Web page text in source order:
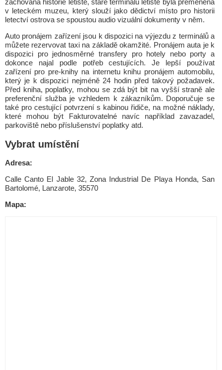
zachována historie letiště, staré terminálu letiště byla přeměněna
v leteckém muzeu, který slouží jako dědictví místo pro historii
letectví ostrova se spoustou audio vizuální dokumenty v něm.
Auto pronájem zařízení jsou k dispozici na výjezdu z terminálů a
můžete rezervovat taxi na základě okamžité. Pronájem auta je k
dispozici pro jednosměrné transfery pro hotely nebo porty a
dokonce najal podle potřeb cestujících. Je lepší používat
zařízení pro pre-knihy na internetu knihu pronájem automobilu,
který je k dispozici nejméně 24 hodin před takový požadavek.
Před kniha, poplatky, mohou se zdá být bit na vyšší straně ale
preferenční služba je vzhledem k zákazníkům. Doporučuje se
také pro cestující potvrzení s kabinou řidiče, na možné náklady,
které mohou být Fakturovatelné navíc například zavazadel,
parkoviště nebo příslušenství poplatky atd.
Vybrat umístění
Adresa:
Calle Canto El Jable 32, Zona Industrial De Playa Honda, San
Bartolomé, Lanzarote, 35570
Mapa: